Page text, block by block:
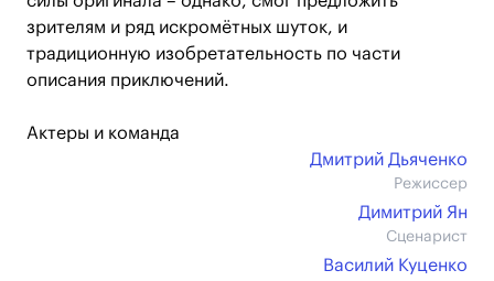
зрителям и ряд искромётных шуток, и
традиционную изобретательность по части
описания приключений.
Актеры и команда
Дмитрий Дьяченко
Режиссер
Димитрий Ян
Сценарист
Василий Куценко